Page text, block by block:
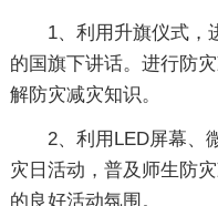
1、利用升旗仪式，
的国旗下讲话。进行防
解防灾减灾知识。
2、利用LED屏幕、
灾日活动，普及师生防
的良好活动氛围。